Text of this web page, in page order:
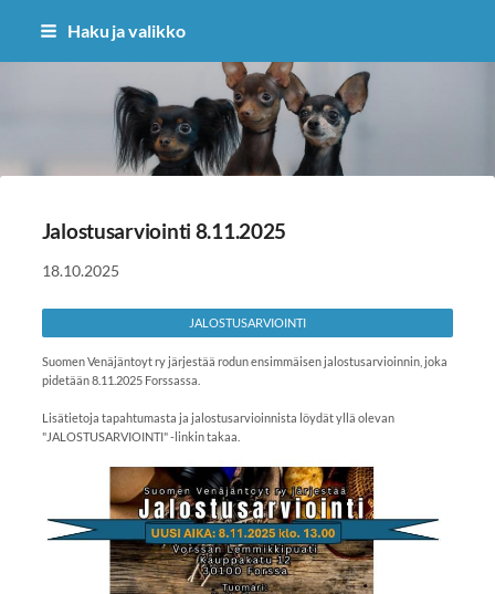
Haku ja valikko
Sivuston etusivulle
Jalostusarviointi 8.11.2025
18.10.2025
JALOSTUSARVIOINTI
Suomen Venäjäntoyt ry järjestää rodun ensimmäisen jalostusarvioinnin, joka
pidetään 8.11.2025 Forssassa.
Lisätietoja tapahtumasta ja jalostusarvioinnista löydät yllä olevan
"JALOSTUSARVIOINTI" -linkin takaa.